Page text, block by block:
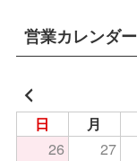
営業カレンダー
日 月
26 27